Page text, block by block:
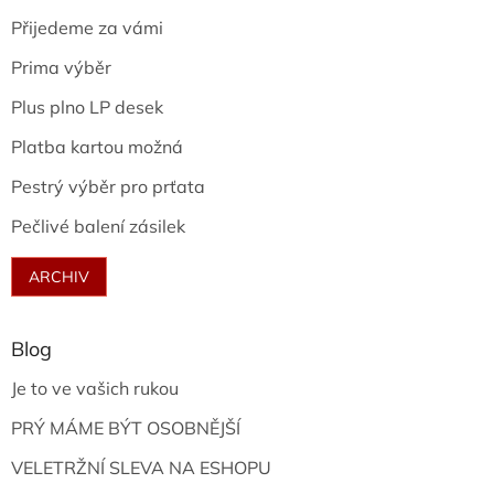
Přijedeme za vámi
Prima výběr
Plus plno LP desek
Platba kartou možná
Pestrý výběr pro prťata
Pečlivé balení zásilek
ARCHIV
Blog
Je to ve vašich rukou
PRÝ MÁME BÝT OSOBNĚJŠÍ
VELETRŽNÍ SLEVA NA ESHOPU